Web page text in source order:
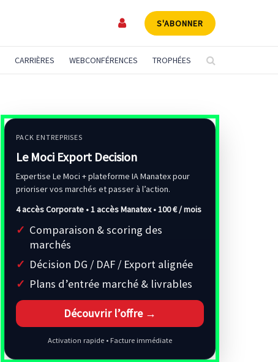
S'ABONNER
CARRIÈRES WEBCONFÉRENCES TROPHÉES
PACK ENTREPRISES
Le Moci Export Decision
Expertise Le Moci + plateforme IA Manatex pour
prioriser vos marchés et passer à l’action.
4 accès Corporate • 1 accès Manatex •100 € / mois
Comparaison & scoring des
marchés
Décision DG / DAF / Export alignée
Plans d’entrée marché & livrables
Découvrir l’offre →
Activation rapide • Facture immédiate